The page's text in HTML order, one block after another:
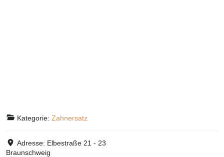
Kategorie:Zahnersatz
Adresse: Elbestraße 21 - 23
Braunschweig